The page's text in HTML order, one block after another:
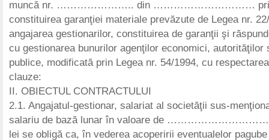
muncă nr. ………………….. din …………………………
constituirea garanţiei materiale prevăzute de Legea nr.
angajarea gestionarilor, constituirea de garanţii şi
cu gestionarea bunurilor agenţilor economici, autorităţilor
publice, modificată prin Legea nr. 54/1994, cu
clauze:
II. OBIECTUL CONTRACTULUI
2.1. Angajatul-gestionar, salariat al societăţii sus-
salariu de bază lunar în valoare de
lei se obligă ca, în vederea acoperirii eventualelor